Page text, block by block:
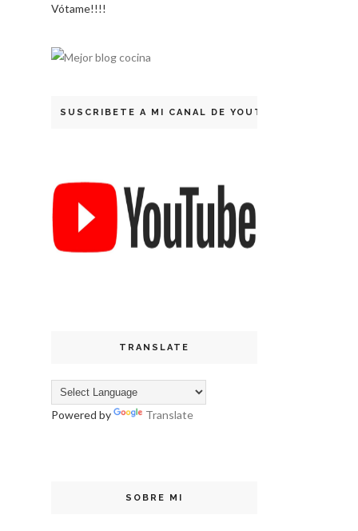
Vótame!!!!
SUSCRIBETE A MI CANAL DE YOUTUBE
TRANSLATE
Powered by Translate
SOBRE MI